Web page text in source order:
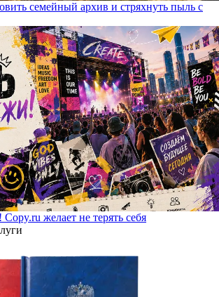
семейный архив и стряхнуть пыль с
желает не терять себя